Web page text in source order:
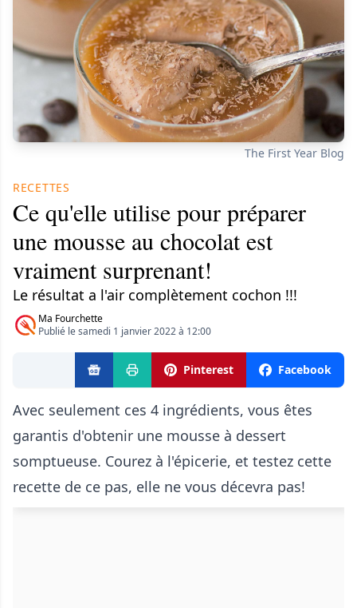
The First Year Blog
RECETTES
Ce qu'elle utilise pour préparer
une mousse au chocolat est
vraiment surprenant!
Le résultat a l'air complètement cochon !!!
Ma Fourchette
Publié le samedi 1 janvier 2022 à 12:00
Pinterest Facebook
Avec seulement ces 4 ingrédients, vous êtes
garantis d'obtenir une mousse à dessert
somptueuse. Courez à l'épicerie, et testez cette
recette de ce pas, elle ne vous décevra pas!